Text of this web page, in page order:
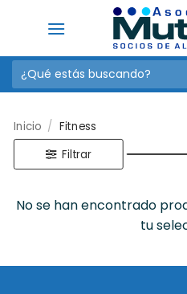
Buscar
por:
Inicio / Fitness
Filtrar
No se han encontrado
tu